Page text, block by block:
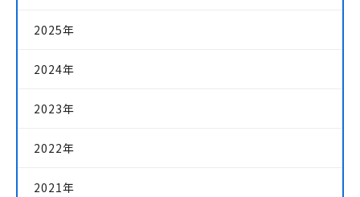
2025年
2024年
2023年
2022年
2021年